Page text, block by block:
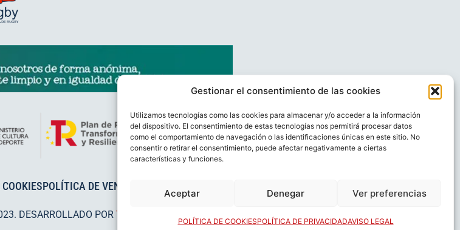
Gestionar el consentimiento de las cookies
Utilizamos tecnologías como las cookies para almacenar y/o acceder a la información
del dispositivo. El consentimiento de estas tecnologías nos permitirá procesar datos
como el comportamiento de navegación o las identificaciones únicas en este sitio. No
consentir o retirar el consentimiento, puede afectar negativamente a ciertas
características y funciones.
Aceptar Denegar Ver preferencias
POLÍTICA DE COOKIESPOLÍTICA DE PRIVACIDADAVISO LEGAL
POLÍTICA DE VENTAS
DESARROLLADO POR TOOOLS